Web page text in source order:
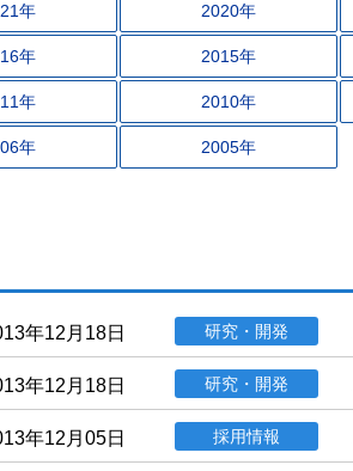
年 2020年
年 2015年
年 2010年
年 2005年
年12月18日 研究・開発
年12月18日 研究・開発
年12月05日 採用情報